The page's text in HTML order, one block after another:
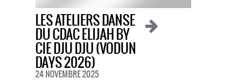
LES ATELIERS DANSE
DU CDAC ELIJAH BY
CIE DJU DJU (VODUN
DAYS 2026)
24 NOVEMBRE 2025